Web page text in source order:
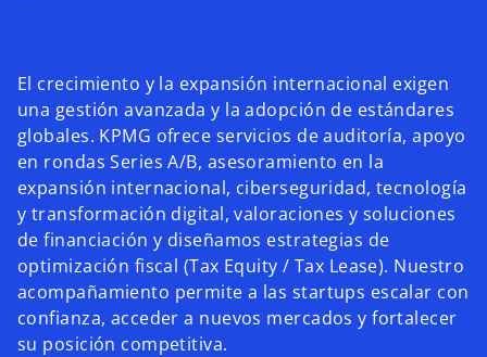
El crecimiento y la expansión internacional exigen
una gestión avanzada y la adopción de estándares
globales. KPMG ofrece servicios de auditoría, apoyo
en rondas Series A/B, asesoramiento en la
expansión internacional, ciberseguridad, tecnología
y transformación digital, valoraciones y soluciones
de financiación y diseñamos estrategias de
optimización fiscal (Tax Equity / Tax Lease). Nuestro
acompañamiento permite a las startups escalar con
confianza, acceder a nuevos mercados y fortalecer
su posición competitiva.